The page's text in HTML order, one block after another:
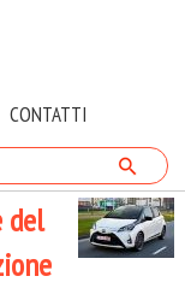
CONTATTI
del